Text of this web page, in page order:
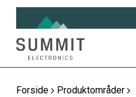
Skip
main
content
Forside
Produktområder